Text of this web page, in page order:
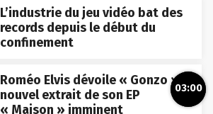
L’industrie du jeu vidéo bat des
records depuis le début du
confinement
Roméo Elvis dévoile « Gonzo »,
nouvel extrait de son EP
« Maison » imminent
03:00